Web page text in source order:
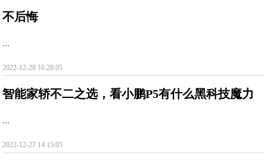
不后悔
...
2022-12-28 16:28:05
智能家轿不二之选，看小鹏P5有什么黑科技魔力
...
2022-12-27 14:15:05